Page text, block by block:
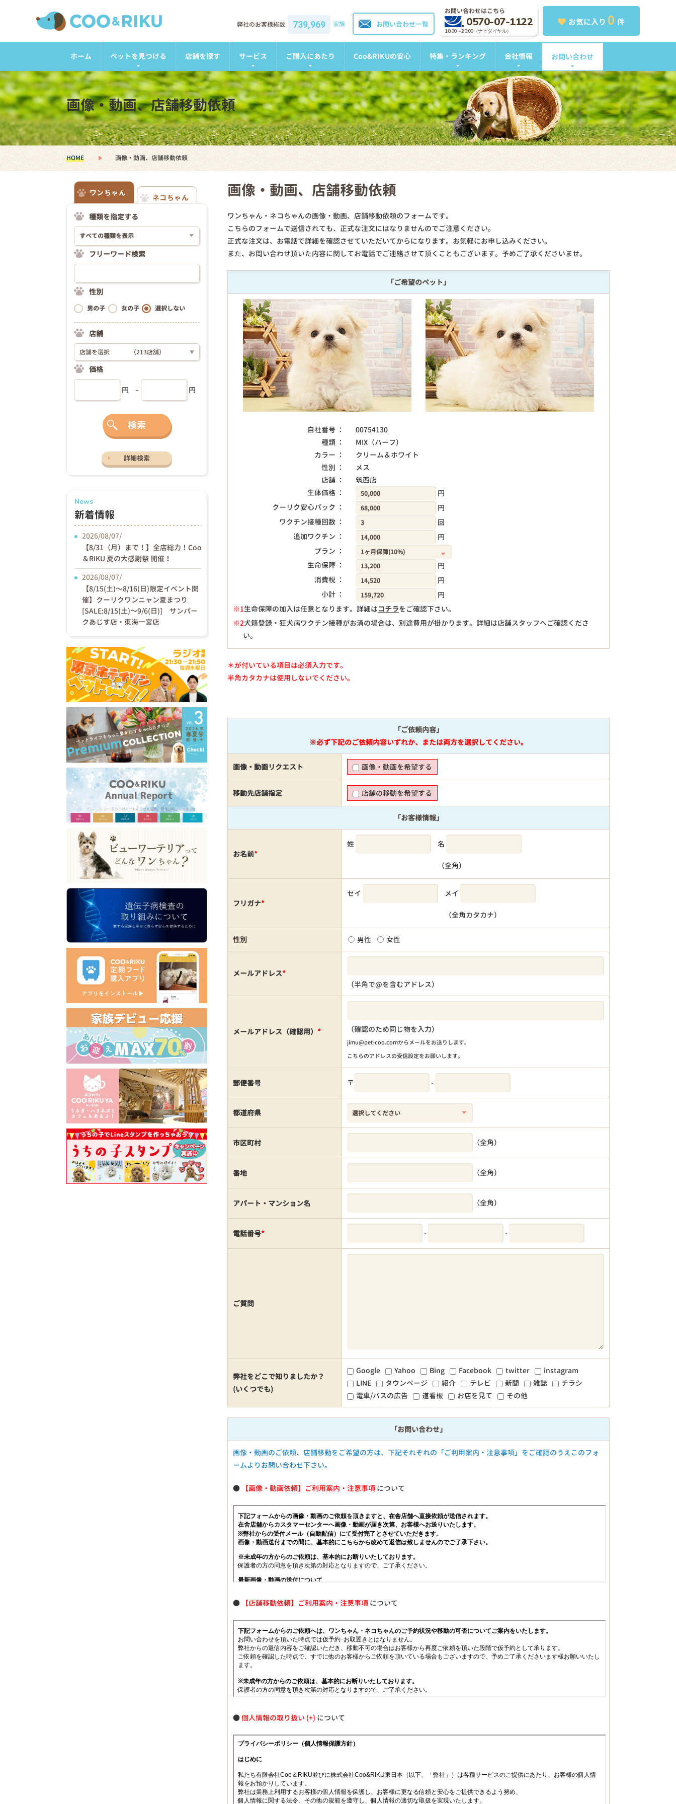
お気に入り 0 件
お問い合わせはこちら
0570-07-1122
10:00～20:00（ナビダイヤル）
お問い合わせ一覧
弊社のお客様総数 739,969 家族
ホーム ペットを見つける 店舗を探す サービス ご購入にあたり Coo&RIKUの安心 特集・ランキング 会社情報 お問い合わせ
画像・動画、店舗移動依頼
HOME 画像・動画、店舗移動依頼
画像・動画、店舗移動依頼
ワンちゃん・ネコちゃんの画像・動画、店舗移動依頼のフォームです。
こちらのフォームで送信されても、正式な注文にはなりませんのでご注意ください。
正式な注文は、お電話で詳細を確認させていただいてからになります。お気軽にお申し込みください。
また、お問い合わせ頂いた内容に関してお電話でご連絡させて頂くこともございます。予めご了承くださいませ。
「ご希望のペット」
自社番号 ：
00754130
種類 ：
MIX（ハーフ）
カラー ：
クリーム＆ホワイト
性別 ：
メス
店舗 ：
筑西店
生体価格 ：
円
クーリク安心パック ：
円
ワクチン接種回数 ：
回
追加ワクチン ：
円
プラン ：
生命保障 ：
円
消費税 ：
円
小計 ：
円
※1生命保障の加入は任意となります。詳細はコチラをご確認下さい。
※2犬籍登録・狂犬病ワクチン接種がお済の場合は、別途費用が掛かります。詳細は店舗スタッフへご確認くださ
い。
円
＊が付いている項目は必須入力です。
半角カタカナは使用しないでください。
「ご依頼内容」
※必ず下記のご依頼内容いずれか、または両方を選択してください。
画像・動画リクエスト 画像・動画を希望する
移動先店舗指定 店舗の移動を希望する
「お客様情報」
お名前*
姓 名
（全角）
フリガナ*
セイ メイ
（全角カタカナ）
性別 男性 女性
メールアドレス*
（半角で@を含むアドレス）
メールアドレス（確認用） * （確認のため同じ物を入力）
jimu@pet-coo.comからメールをお送りします。
こちらのアドレスの受信設定をお願いします。
郵便番号 〒 -
都道府県
市区町村 （全角）
番地 （全角）
アパート・マンション名 （全角）
電話番号* - -
ご質問
弊社をどこで知りましたか？
(いくつでも)
Google Yahoo Bing Facebook twitter
instagram
LINE
タウンページ 紹介 テレビ 新聞 雑誌
チラシ
電車/バスの広告
道看板 お店を見て その他
「お問い合わせ」
画像・動画のご依頼、店舗移動をご希望の方は、下記それぞれの「ご利用案内・注意事項」をご確認のうえこのフォ
ームよりお問い合わせ下さい。
● 【画像・動画依頼】ご利用案内・注意事項 について
● 【店舗移動依頼】ご利用案内・注意事項 について
●個人情報の取り扱い について
ワンちゃん
ネコちゃん
種類を指定する
フリーワード検索
性別
男の子 女の子 選択しない
店舗
店舗を選択 （213店舗） ▼
価格
円 円
検索
詳細検索
News
新着情報
2026/08/07/
【8/31（月）まで！】全店総力！Coo
＆RIKU 夏の大感謝祭 開催！
2026/08/07/
【8/15(土)〜8/16(日)限定イベント開
催】クーリクワンニャン夏まつり
[SALE:8/15(土)～9/6(日)] サンパー
クあじす店・東海一宮店